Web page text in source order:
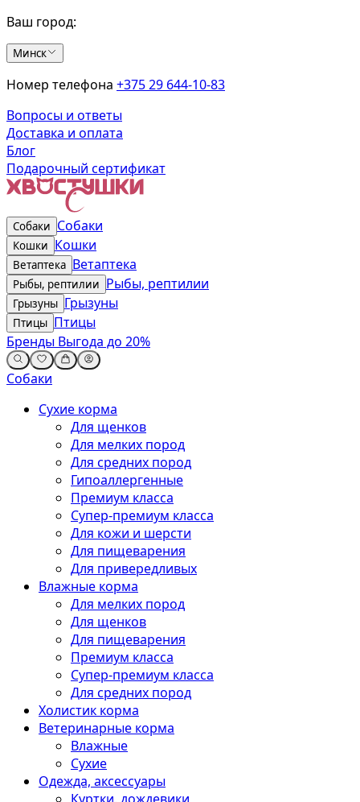
Ваш город:
Минск
Номер телефона +375 29 644-10-83
Вопросы и ответы
Доставка и оплата
Блог
Подарочный сертификат
Собаки Собаки
Кошки Кошки
Ветаптека Ветаптека
Рыбы, рептилии Рыбы, рептилии
Грызуны Грызуны
Птицы Птицы
Бренды Выгода до 20%
Собаки
Сухие корма
Для щенков
Для мелких пород
Для средних пород
Гипоаллергенные
Премиум класса
Супер-премиум класса
Для кожи и шерсти
Для пищеварения
Для привередливых
Влажные корма
Для мелких пород
Для щенков
Для пищеварения
Премиум класса
Супер-премиум класса
Для средних пород
Холистик корма
Ветеринарные корма
Влажные
Сухие
Одежда, аксессуары